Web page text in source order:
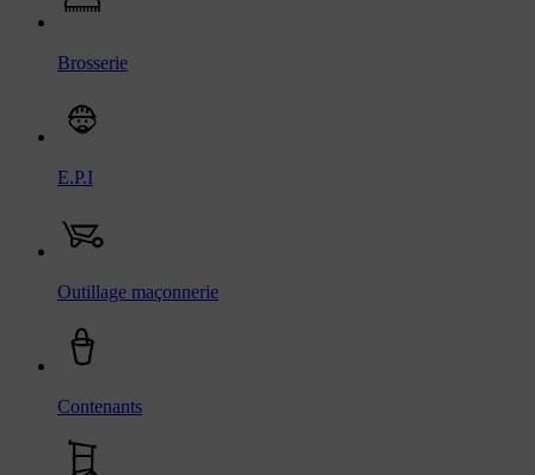
Brosserie
E.P.I
Outillage maçonnerie
Contenants